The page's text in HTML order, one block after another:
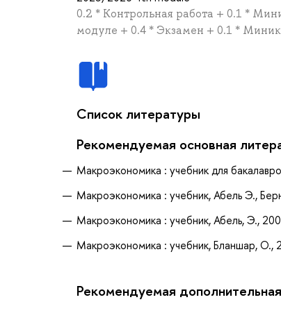
0.2 * Контрольная работа + 0.1 *
модуле + 0.4 * Экзамен + 0.1 *
Список литературы
Рекомендуемая основная
Макроэкономика : учебник для
Макроэкономика : учебник, Абель Э.,
Макроэкономика : учебник, Абель, Э.,
Макроэкономика : учебник, Бланшар, О.,
Рекомендуемая